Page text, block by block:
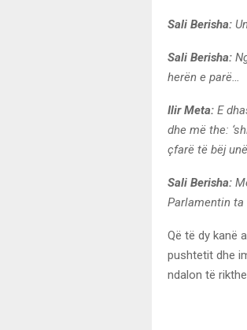
Sali Berisha:
Sali Berisha:
herën e parë…
Ilir Meta: E
dhe më the:
çfarë të bëj
Sali Berisha:
Parlamentin ta
Që të dy kanë
pushtetit dhe
ndalon të